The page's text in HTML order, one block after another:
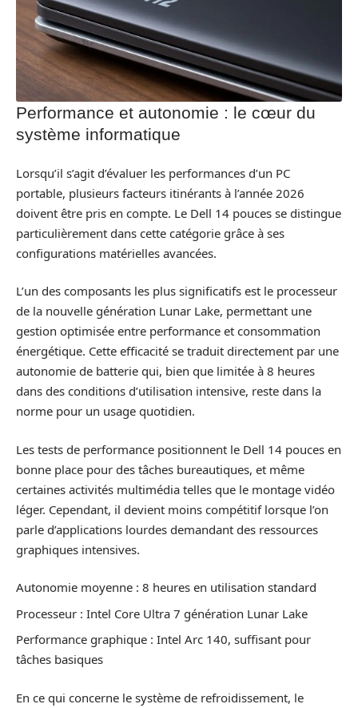
Performance et autonomie : le cœur du
système informatique
Lorsqu’il s’agit d’évaluer les performances d’un PC
portable, plusieurs facteurs itinérants à l’année 2026
doivent être pris en compte. Le Dell 14 pouces se distingue
particulièrement dans cette catégorie grâce à ses
configurations matérielles avancées.
L’un des composants les plus significatifs est le processeur
de la nouvelle génération Lunar Lake, permettant une
gestion optimisée entre performance et consommation
énergétique. Cette efficacité se traduit directement par une
autonomie de batterie qui, bien que limitée à 8 heures
dans des conditions d’utilisation intensive, reste dans la
norme pour un usage quotidien.
Les tests de performance positionnent le Dell 14 pouces en
bonne place pour des tâches bureautiques, et même
certaines activités multimédia telles que le montage vidéo
léger. Cependant, il devient moins compétitif lorsque l’on
parle d’applications lourdes demandant des ressources
graphiques intensives.
Autonomie moyenne : 8 heures en utilisation standard
Processeur : Intel Core Ultra 7 génération Lunar Lake
Performance graphique : Intel Arc 140, suffisant pour
tâches basiques
En ce qui concerne le système de refroidissement, le